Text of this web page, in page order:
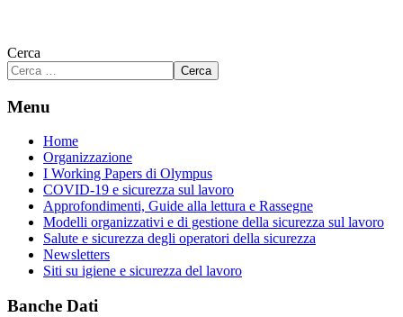
Cerca
Cerca
Menu
Home
Organizzazione
I Working Papers di Olympus
COVID-19 e sicurezza sul lavoro
Approfondimenti, Guide alla lettura e Rassegne
Modelli organizzativi e di gestione della sicurezza sul lavoro
Salute e sicurezza degli operatori della sicurezza
Newsletters
Siti su igiene e sicurezza del lavoro
Banche Dati